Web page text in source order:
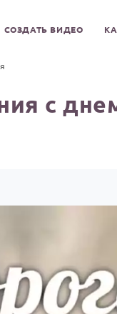
СОЗДАТЬ ВИДЕО
с